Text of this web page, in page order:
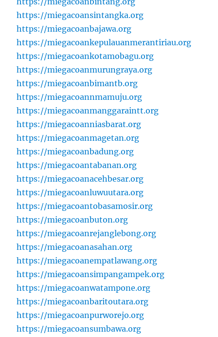
https://miegacoansintangka.org
https://miegacoanbajawa.org
https://miegacoankepulauanmerantiriau.org
https://miegacoankotamobagu.org
https://miegacoanmurungraya.org
https://miegacoanbimantb.org
https://miegacoannmamuju.org
https://miegacoanmanggaraintt.org
https://miegacoanniasbarat.org
https://miegacoanmagetan.org
https://miegacoanbadung.org
https://miegacoantabanan.org
https://miegacoanacehbesar.org
https://miegacoanluwuutara.org
https://miegacoantobasamosir.org
https://miegacoanbuton.org
https://miegacoanrejanglebong.org
https://miegacoanasahan.org
https://miegacoanempatlawang.org
https://miegacoansimpangampek.org
https://miegacoanwatampone.org
https://miegacoanbaritoutara.org
https://miegacoanpurworejo.org
https://miegacoansumbawa.org